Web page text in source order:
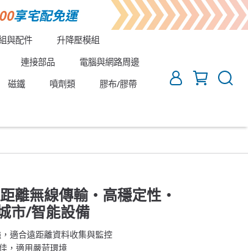
與配件
升降壓模組
連接部品
電腦與網路周邊
磁鐵 噴劑類 膠布/膠帶
離無線傳輸・高穩定性・
市/智能設備
適合遠距離資料收集與監控
，適用嚴苛環境